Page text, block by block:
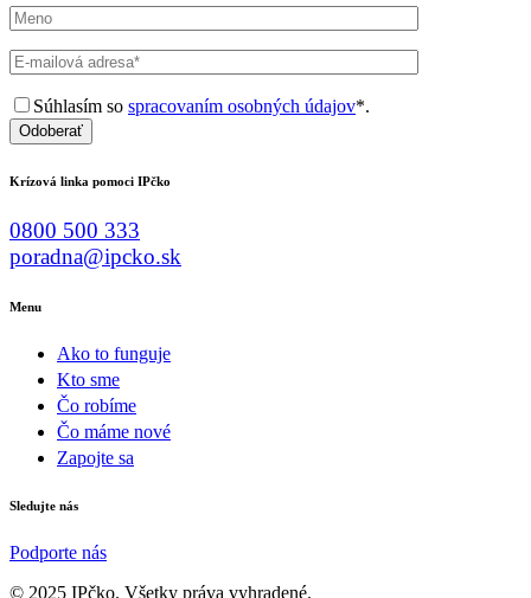
Súhlasím so spracovaním osobných údajov*.
Odoberať
Krízová linka pomoci IPčko
0800 500 333
poradna@ipcko.sk
Menu
Ako to funguje
Kto sme
Čo robíme
Čo máme nové
Zapojte sa
Sledujte nás
Podporte nás
© 2025 IPčko. Všetky práva vyhradené.